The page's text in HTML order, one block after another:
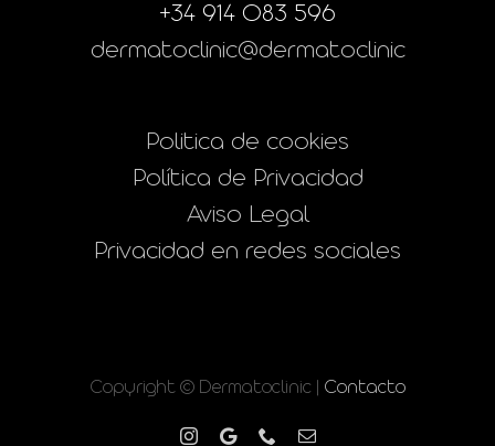
+34 914 083 596
dermatoclinic@dermatoclinic
Politica de cookies
Política de Privacidad
Aviso Legal
Privacidad en redes sociales
Copyright © Dermatoclinic | Contacto
Instagram
Google PhoneCorreo